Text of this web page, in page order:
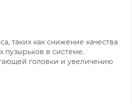
таких как снижение качества
пузырьков в системе.
головки и увеличению